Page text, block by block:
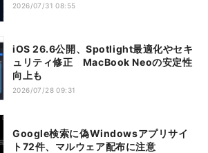
2026/07/31 08:55
iOS 26.6公開、Spotlight最適化やセキ
ュリティ修正 MacBook Neoの安定性
向上も
2026/07/28 09:31
Google検索に偽Windowsアプリサイ
ト72件、マルウェア配布に注意